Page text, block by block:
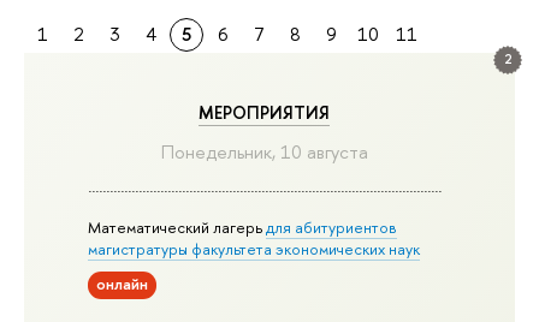
2
МЕРОПРИЯТИЯ
Понедельник, 10 августа
Математический лагерьдля абитуриентов
магистратуры факультета экономических наук
онлайн
1 2 3 4 5 6 7 8 9 10 11